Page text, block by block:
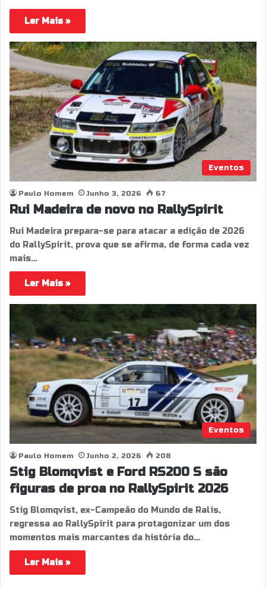
Ler Mais »
Eventos
Paulo Homem Junho 3, 2026 67
Rui Madeira de novo no RallySpirit
Rui Madeira prepara-se para atacar a edição de 2026
do RallySpirit, prova que se afirma, de forma cada vez
mais…
Ler Mais »
Eventos
Paulo Homem Junho 2, 2026 208
Stig Blomqvist e Ford RS200 S são
figuras de proa no RallySpirit 2026
Stig Blomqvist, ex-Campeão do Mundo de Ralis,
regressa ao RallySpirit para protagonizar um dos
momentos mais marcantes da história do…
Ler Mais »